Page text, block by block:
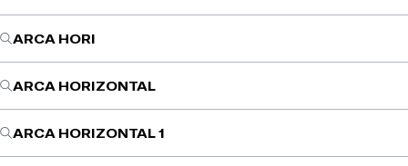
ARCA HORI
ARCA HORIZONTAL
ARCA HORIZONTAL 1